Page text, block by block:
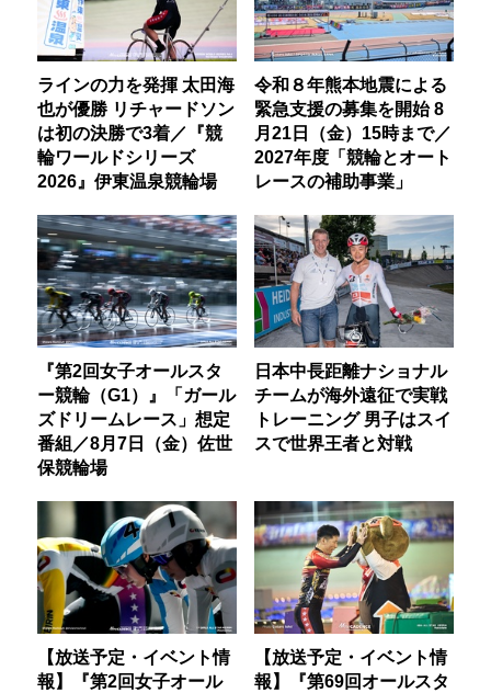
ラインの力を発揮 太田海
也が優勝 リチャードソン
は初の決勝で3着／『競
輪ワールドシリーズ
2026』伊東温泉競輪場
令和８年熊本地震による
緊急支援の募集を開始 8
月21日（金）15時まで／
2027年度「競輪とオート
レースの補助事業」
『第2回女子オールスタ
ー競輪（G1）』「ガール
ズドリームレース」想定
番組／8月7日（金）佐世
保競輪場
日本中長距離ナショナル
チームが海外遠征で実戦
トレーニング 男子はスイ
スで世界王者と対戦
【放送予定・イベント情
報】『第2回女子オール
【放送予定・イベント情
報】『第69回オールスタ